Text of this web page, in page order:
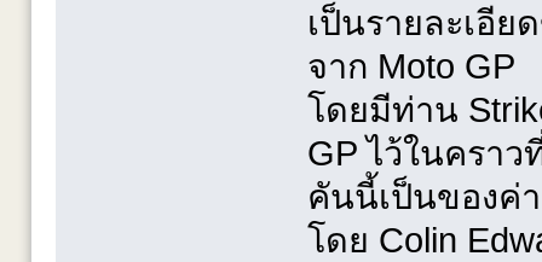
เป็นรายละเอี
จาก Moto GP
โดยมีท่าน
GP ไว้ในครา
คันนี้เป็นของค่
โดย Colin